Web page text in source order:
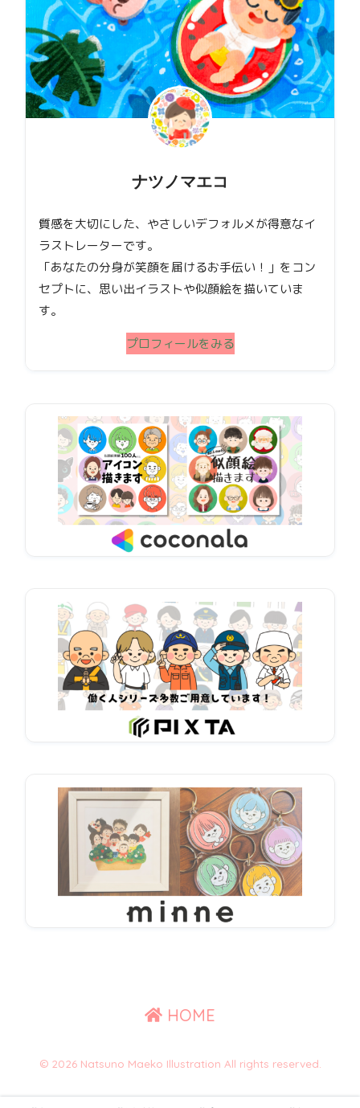
ナツノマエコ
質感を大切にした、やさしいデフォルメが得意なイ
ラストレーターです。
「あなたの分身が笑顔を届けるお手伝い！」をコン
セプトに、思い出イラストや似顔絵を描いていま
す。
プロフィールをみる
HOME
© 2026 Natsuno Maeko Illustration All rights reserved.